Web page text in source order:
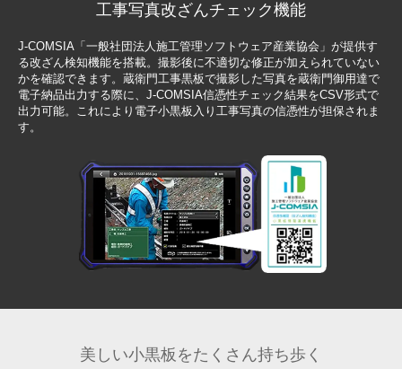
工事写真改ざんチェック機能
J-COMSIA「一般社団法人施工管理ソフトウェア産業協会」が提供す
る改ざん検知機能を搭載。撮影後に不適切な修正が加えられていない
かを確認できます。蔵衛門工事黒板で撮影した写真を蔵衛門御用達で
電子納品出力する際に、J-COMSIA信憑性チェック結果をCSV形式で
出力可能。これにより電子小黒板入り工事写真の信憑性が担保されま
す。
美しい小黒板をたくさん持ち歩く